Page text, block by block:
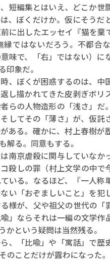
短編集とはいえ、どこか世
、ぼくだけか。仮にそうだ
に出したエッセイ『猫を棄
ではないだろう。不都合
味で、「右」ではない）に
印象だ。
、ぼくが困惑するのは、中
し描かれてきた皮剥ぎボリ
らの人物造形の「浅さ」だ
してその「薄さ」が、仮託
ある。確かに、村上春樹が
解る。同意もする。
南京虐殺に関与していなか
殺しの罪（村上文学の中で
いる。なるほど、『一人称
い「おぞましいこと」を犯
様が、父や祖父の世代の「
」ならそれは一編の文学作
という疑問は当然残る。
「比喩」や「寓話」で歴
ことだけが露わになった。